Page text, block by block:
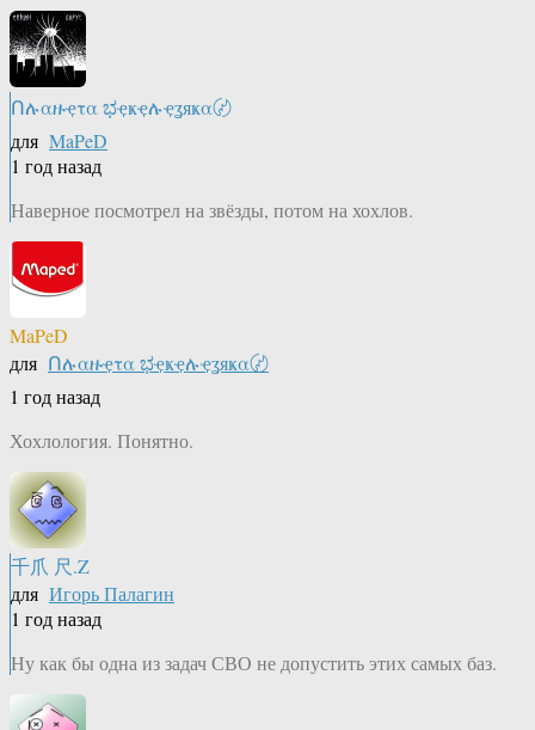
Ոሉαዙҿτα ಭҿҝҿሉҿʓяҝα〄
для MaPeD
1 год назад
Наверное посмотрел на звёзды, потом на хохлов.
MaPeD
для Ոሉαዙҿτα ಭҿҝҿሉҿʓяҝα〄
1 год назад
Хохлология. Понятно.
千爪 尺.Z
для Игорь Палагин
1 год назад
Ну как бы одна из задач СВО не допустить этих самых баз.